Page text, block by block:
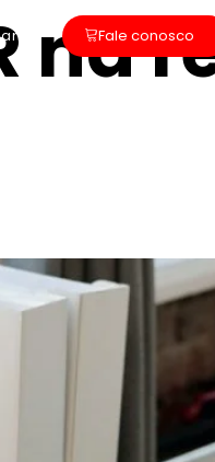
Fale conosco
na